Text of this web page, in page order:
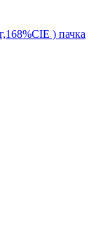
) пачка